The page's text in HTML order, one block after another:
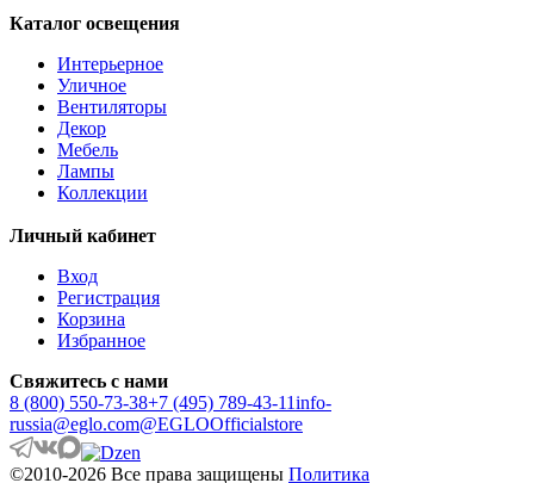
ANTELAO
ANTIPOLO
ANWICK
ANWICK 1
ANZINO
APRICALE
ARACENA
ARANGONA
ARANZOLA
ARENALES
ARGOLIS 2
ARISCANI
ARISCANI 2
ARNHEM
ARRECIFE
ARTANA
ASBY
ASINDRO
ATOLLARI
AULIYE
AUROTONELLO
Каталог освещения
Интерьерное
Уличное
Вентиляторы
Декор
Мебель
Лампы
Коллекции
Личный кабинет
Вход
Регистрация
Корзина
Избранное
Свяжитесь с нами
8 (800) 550-73-38+7 (495) 789-43-11info-
russia@eglo.com@EGLOOfficialstore
©2010-2026 Все права защищены Политика